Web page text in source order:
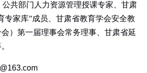
公共部门人力资源管理授课专家、甘肃
专家库”成员、甘肃省教育学会安全教
）第一届理事会常务理事、甘肃省延
。